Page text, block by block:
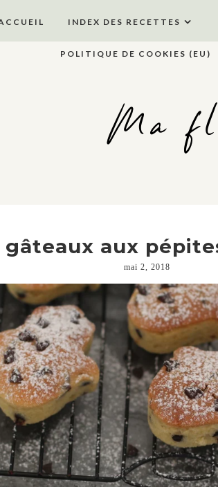
INDEX DES RECETTES
POLITIQUE DE COOKIES (EU)
Ma
aux
mai 2, 2018